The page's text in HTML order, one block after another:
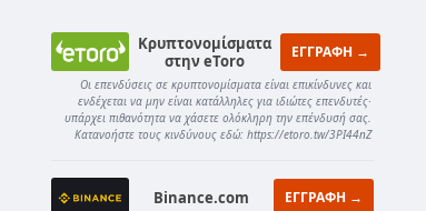
Κρυπτονομίσματα
στην eToro
ΕΓΓΡΑΦΗ →
Οι επενδύσεις σε κρυπτονομίσματα είναι επικίνδυνες και
ενδέχεται να μην είναι κατάλληλες για ιδιώτες επενδυτές·
υπάρχει πιθανότητα να χάσετε ολόκληρη την επένδυσή σας.
Κατανοήστε τους κινδύνους εδώ: https://etoro.tw/3PI44nZ
Binance.com ΕΓΓΡΑΦΗ →